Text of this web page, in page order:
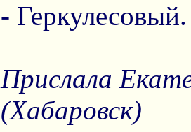
- Геркулесовый.
Прислала
(Хабаровск)